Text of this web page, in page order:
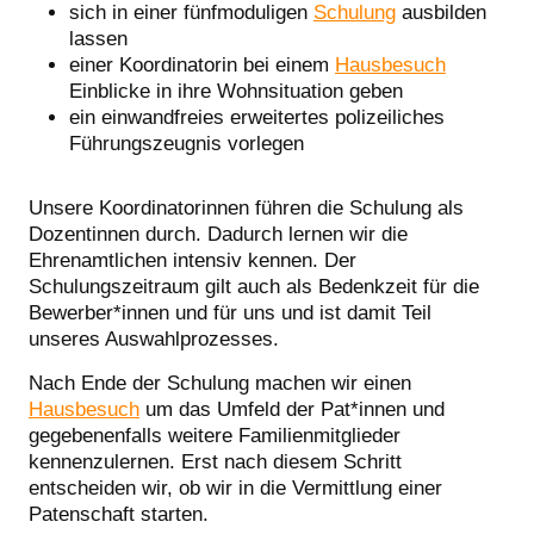
sich in einer fünfmoduligen Schulung ausbilden
lassen
einer Koordinatorin bei einem Hausbesuch
Einblicke in ihre Wohnsituation geben
ein einwandfreies erweitertes polizeiliches
Führungszeugnis vorlegen
Unsere Koordinatorinnen führen die Schulung als
Dozentinnen durch. Dadurch lernen wir die
Ehrenamtlichen intensiv kennen. Der
Schulungszeitraum gilt auch als Bedenkzeit für die
Bewerber*innen und für uns und ist damit Teil
unseres Auswahlprozesses.
Nach Ende der Schulung machen wir einen
Hausbesuch um das Umfeld der Pat*innen und
gegebenenfalls weitere Familienmitglieder
kennenzulernen. Erst nach diesem Schritt
entscheiden wir, ob wir in die Vermittlung einer
Patenschaft starten.